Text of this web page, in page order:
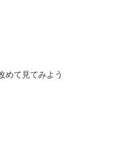
めて見てみよう